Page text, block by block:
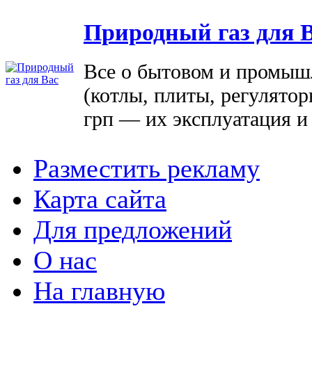
Природный газ для
Все о бытовом и
(котлы, плиты,
грп — их эксплуатация
Разместить рекламу
Карта сайта
Для предложений
О нас
На главную